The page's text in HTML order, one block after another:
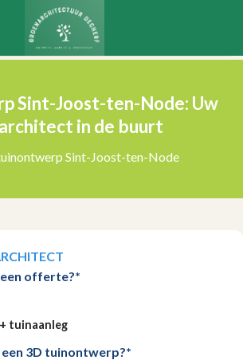
Sint-Joost-ten-Node: Uw
in de buurt
Sint-Joost-ten-Node
offerte?*
tuinaanleg
3D tuinontwerp?*